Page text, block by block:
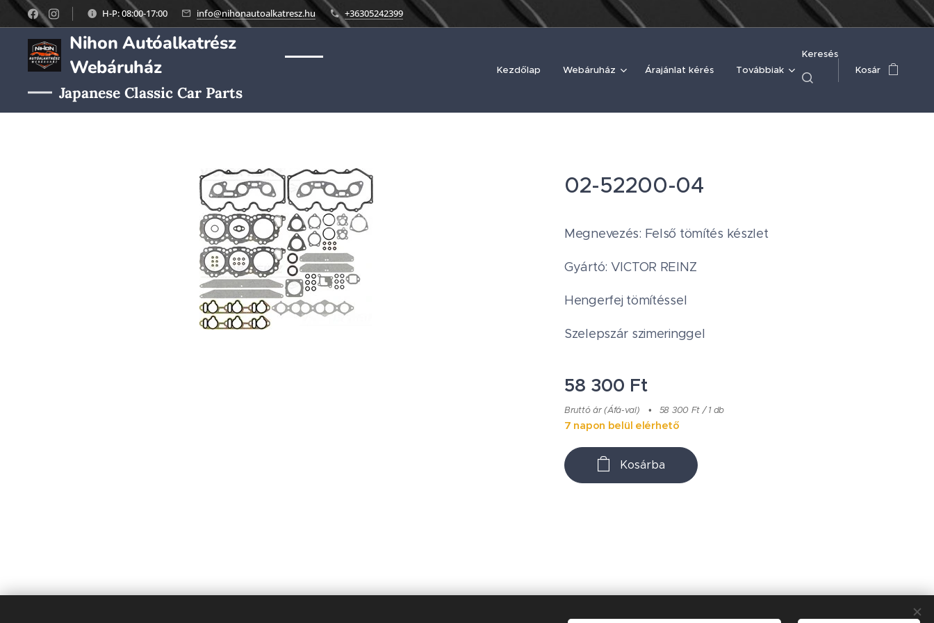
H-P: 08:00-17:00 info@nihonautoalkatresz.hu +36305242399
Nihon Autóalkatrész
Webáruház
Japanese Classic Car Parts
Kezdőlap Webáruház Árajánlat kérés Továbbiak
Keresés
Kosár
02-52200-04
Megnevezés: Felső tömítés készlet
Gyártó: VICTOR REINZ
Hengerfej tömítéssel
Szelepszár szimeringgel
58 300 Ft
Bruttó ár (Áfá-val) 58 300 Ft / 1 db
7 napon belül elérhető
Kosárba